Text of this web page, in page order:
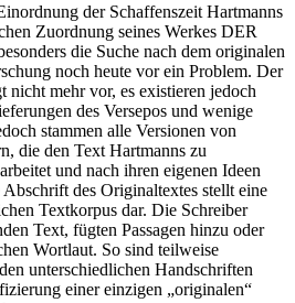
der Schaffenszeit Hartmanns
Zuordnung seines Werkes DER
die Suche nach dem originalen
noch heute vor ein Problem. Der
mehr vor, es existieren jedoch
des Versepos und wenige
stammen alle Versionen von
die den Text Hartmanns zu
und nach ihren eigenen Ideen
Abschrift des Originaltextes stellt eine
Textkorpus dar. Die Schreiber
Text, fügten Passagen hinzu oder
Wortlaut. So sind teilweise
unterschiedlichen Handschriften
einer einzigen „originalen“